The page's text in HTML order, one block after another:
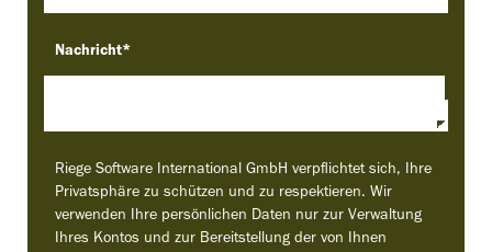
Nachricht*
Riege Software International GmbH verpflichtet sich, Ihre
Privatsphäre zu schützen und zu respektieren. Wir
verwenden Ihre persönlichen Daten nur zur Verwaltung
Ihres Kontos und zur Bereitstellung der von Ihnen